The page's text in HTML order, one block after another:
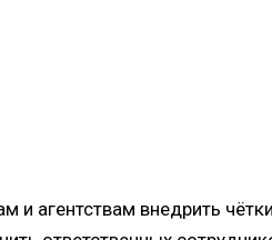
и агентствам внедрить